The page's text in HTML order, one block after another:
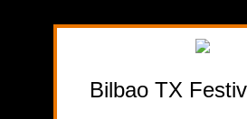
Bilbao TX